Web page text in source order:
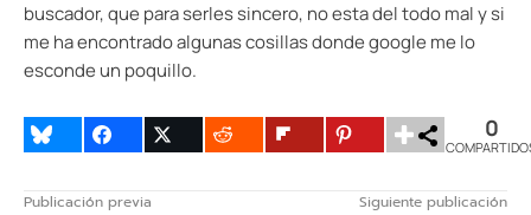
buscador, que para serles sincero, no esta del todo mal y si
me ha encontrado algunas cosillas donde google me lo
esconde un poquillo.
0
Publicación previa Siguiente publicación